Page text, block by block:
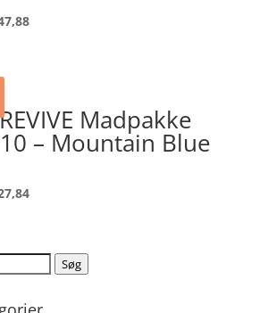
Den
Madpakke
– Mountain Blue
Den
er:
kr. 327,84.
Søg